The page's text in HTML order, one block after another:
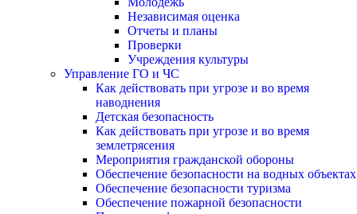
Независимая оценка
Отчеты и планы
Проверки
Учреждения культуры
Управление ГО и ЧС
Как действовать при угрозе и во время
наводнения
Детская безопасность
Как действовать при угрозе и во время
землетрясения
Мероприятия гражданской обороны
Обеспечение безопасности на водных объектах
Обеспечение безопасности туризма
Обеспечение пожарной безопасности